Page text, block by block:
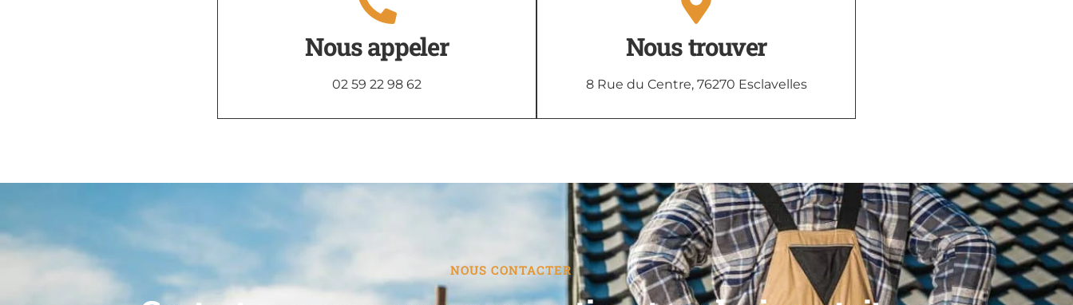
Nous appeler
02 59 22 98 62
Nous trouver
8 Rue du Centre, 76270 Esclavelles
NOUS CONTACTER